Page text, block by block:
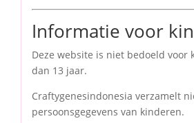
Informatie voor
Deze website is niet bedoeld voor
dan 13 jaar.
Craftygenesindonesia verzamelt
persoonsgegevens van kinderen.